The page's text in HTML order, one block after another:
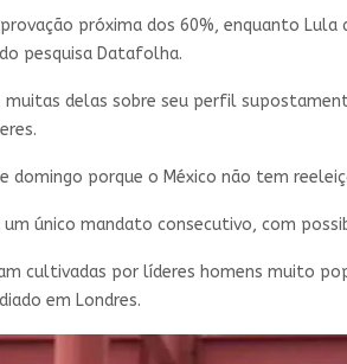
próxima dos 60%, enquanto
pesquisa Datafolha.
delas sobre seu perfil
domingo porque o México não tem
único mandato consecutivo, com
cultivadas por líderes homens muito
em Londres.